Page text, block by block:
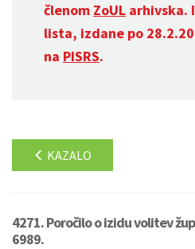
členom ZoUL arhivska.
lista, izdane po
na PISRS.
KAZALO
4271. Poročilo o izidu volitev
6989.